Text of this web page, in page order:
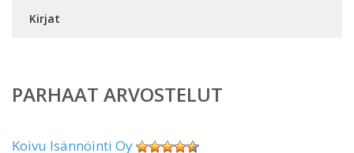
Kirjat
PARHAAT ARVOSTELUT
Koivu Isännöinti Oy